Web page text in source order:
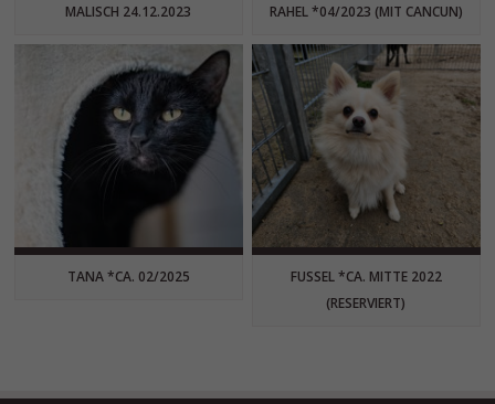
MALISCH 24.12.2023 RAHEL *04/2023 (MIT CANCUN)
TANA *CA. 02/2025
FUSSEL *CA. MITTE 2022
(RESERVIERT)